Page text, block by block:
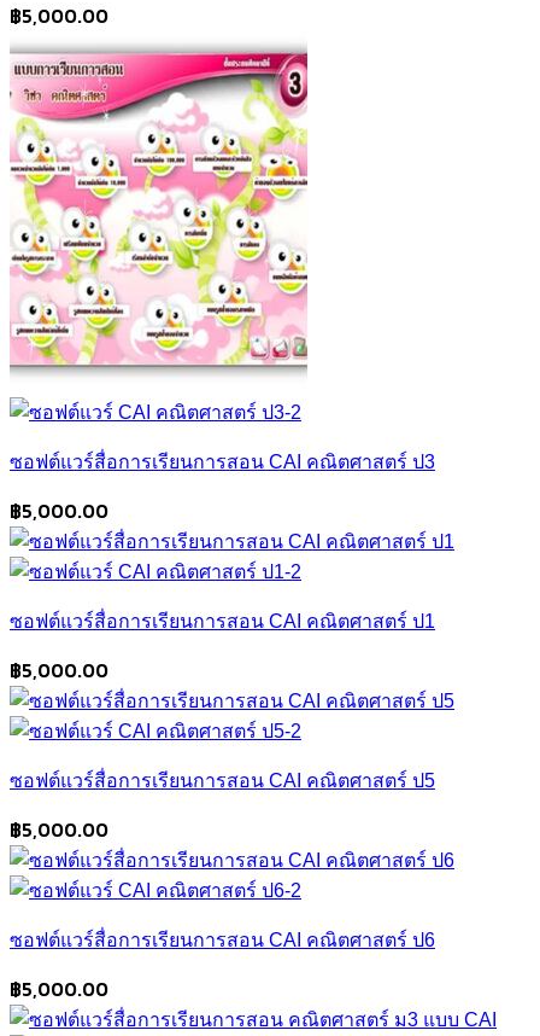
฿5,000.00
ซอฟต์แวร์สื่อการเรียนการสอน CAI คณิตศาสตร์ ป3
฿5,000.00
ซอฟต์แวร์สื่อการเรียนการสอน CAI คณิตศาสตร์ ป1
฿5,000.00
ซอฟต์แวร์สื่อการเรียนการสอน CAI คณิตศาสตร์ ป5
฿5,000.00
ซอฟต์แวร์สื่อการเรียนการสอน CAI คณิตศาสตร์ ป6
฿5,000.00